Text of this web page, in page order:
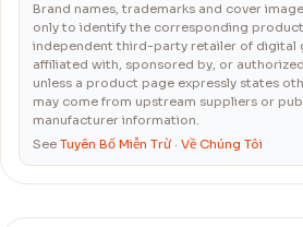
Brand names, trademarks and cover
only to identify the corresponding
independent third-party retailer of digital
affiliated with, sponsored by, or
unless a product page expressly states
may come from upstream suppliers or
manufacturer information.
See Tuyên Bố Miễn Trừ· Về Chúng Tôi